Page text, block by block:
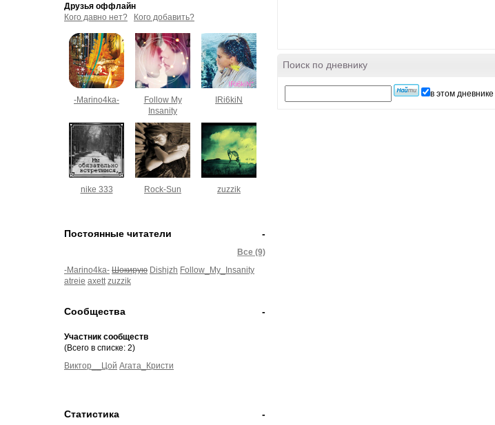
Друзья оффлайн
Кого давно нет?
Кого добавить?
-Marino4ka-
Follow My
Insanity
IRi6kiN
nike 333 Rock-Sun zuzzik
-
Постоянные читатели
Все (9)
-Marino4ka- Шокирую Dishjzh Follow_My_Insanity
atreie axett zuzzik
-
Сообщества
Участник сообществ
(Всего в списке: 2)
Виктор__Цой Агата_Кристи
-
Статистика
Поиск по дневнику
в этом дневнике